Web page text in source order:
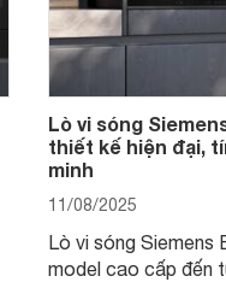
Lò vi sóng
thiết kế hiện đại,
minh
11/08/2025
Lò vi sóng Siemens
model cao cấp đến